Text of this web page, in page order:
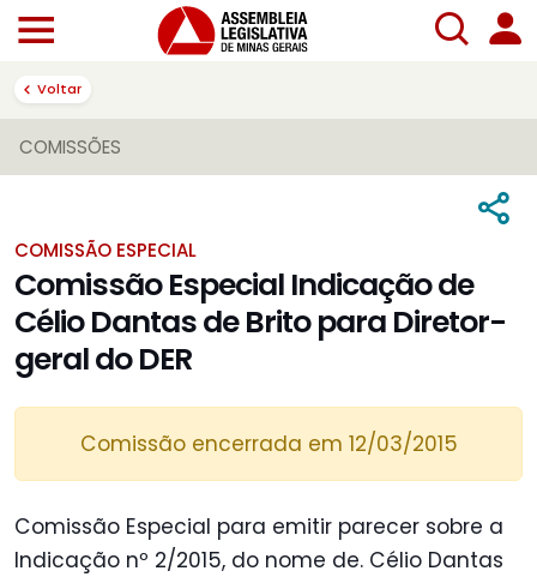
Voltar
COMISSÕES
COMISSÃO ESPECIAL
Comissão Especial Indicação de
Célio Dantas de Brito para Diretor-
geral do DER
Comissão encerrada em 12/03/2015
Comissão Especial para emitir parecer sobre a
Indicação nº 2/2015, do nome de. Célio Dantas